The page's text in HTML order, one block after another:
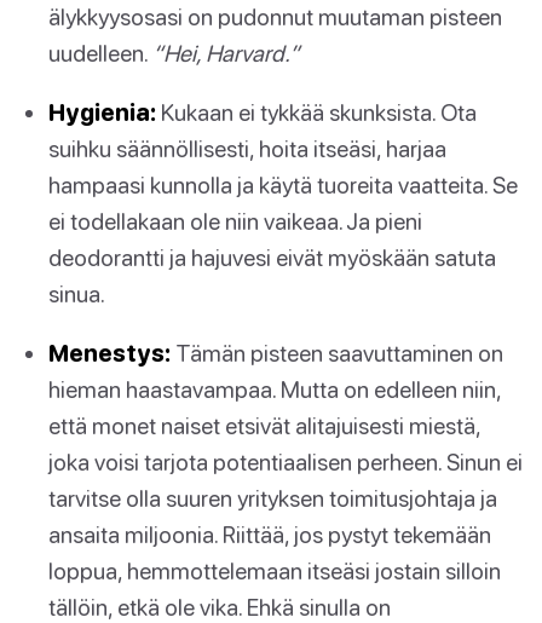
älykkyysosasi on pudonnut muutaman pisteen
uudelleen. “Hei, Harvard.”
Hygienia: Kukaan ei tykkää skunksista. Ota
suihku säännöllisesti, hoita itseäsi, harjaa
hampaasi kunnolla ja käytä tuoreita vaatteita. Se
ei todellakaan ole niin vaikeaa. Ja pieni
deodorantti ja hajuvesi eivät myöskään satuta
sinua.
Menestys: Tämän pisteen saavuttaminen on
hieman haastavampaa. Mutta on edelleen niin,
että monet naiset etsivät alitajuisesti miestä,
joka voisi tarjota potentiaalisen perheen. Sinun ei
tarvitse olla suuren yrityksen toimitusjohtaja ja
ansaita miljoonia. Riittää, jos pystyt tekemään
loppua, hemmottelemaan itseäsi jostain silloin
tällöin, etkä ole vika. Ehkä sinulla on